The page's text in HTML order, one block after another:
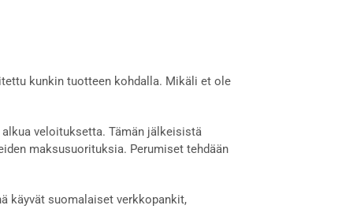
kunkin tuotteen kohdalla. Mikäli et ole
veloituksetta. Tämän jälkeisistä
maksusuorituksia. Perumiset tehdään
käyvät suomalaiset verkkopankit,